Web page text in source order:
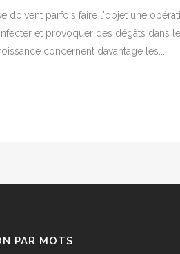
doivent parfois faire l'objet une
et provoquer des dégâts dans
concernent davantage les...
PAR MOTS